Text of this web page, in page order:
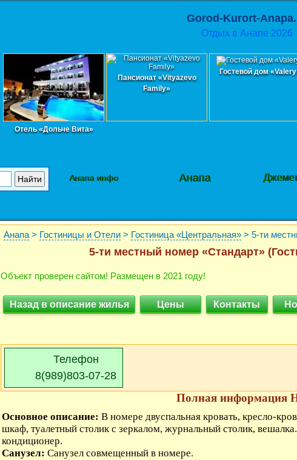
Gorod-Kurort-
Отдых в Анапе 2026
Отель «Дольче Вита»
Пансионат «Vityazevo
Family»
Гостевой дом
Анапа инфо Анапа
Анапа > Гостиницы и Отели > Гостиница «Центральная» > 5-ти
5-ти местный номер «Стандарт»
Объект проверен сайтом! Размещен в 2021 году!
Назад в описание жилья Цены Контакты
Телефон
8(989)803-07-28
Полная информация
Основное описание: В номере двуспальная кровать, кресло-
шкаф, туалетный столик с зеркалом, журнальный столик,
кондиционер.
Санузел: Санузел совмещенный в номере.